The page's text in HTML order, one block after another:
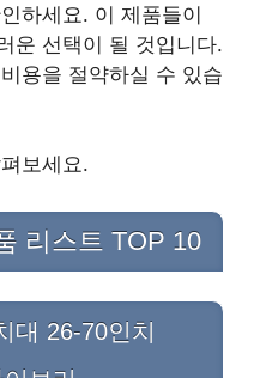
하세요. 이 제품들이
운 선택이 될 것입니다.
용을 절약하실 수 있습
보세요.
리스트 TOP 10
대 26-70인치